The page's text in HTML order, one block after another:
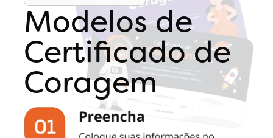
Modelos de
Certificado de
Coragem